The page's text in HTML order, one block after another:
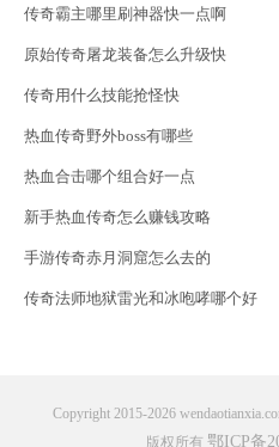
传奇霸主哪里刷神器快一点啊
原始传奇屠龙装备怎么升级快
传奇用什么技能抢怪快
热血传奇野外boss有哪些
热血合击哪个组合好一点
新手热血传奇怎么赚钱攻略
手游传奇赤月洞窟怎么去的
传奇法师地狱雷光和冰咆哮哪个好
Copyright 2015-2026
版权所有 鄂ICP备